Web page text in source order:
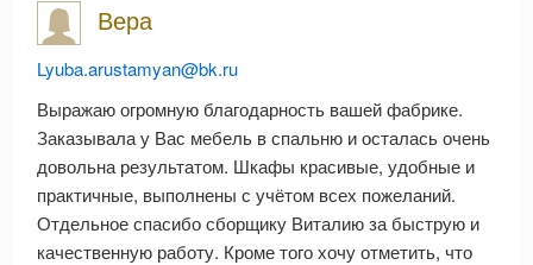
Вера
Lyuba.arustamyan@bk.ru
Выражаю огромную благодарность вашей фабрике.
Заказывала у Вас мебель в спальню и осталась очень
довольна результатом. Шкафы красивые, удобные и
практичные, выполнены с учётом всех пожеланий.
Отдельное спасибо сборщику Виталию за быструю и
качественную работу. Кроме того хочу отметить, что